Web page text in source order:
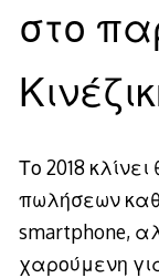
στο
Το 2018
πωλήσεων
smartphone,
χαρούμενη